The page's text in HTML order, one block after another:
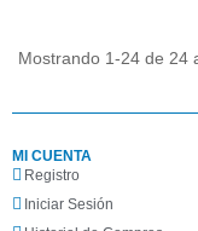
Mostrando 1-24 de 24
MI CUENTA
Registro
Iniciar Sesión